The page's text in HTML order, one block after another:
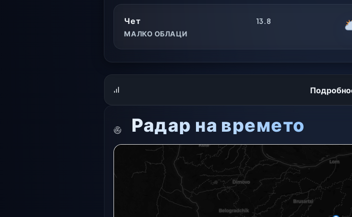
Чет
13.8
МАЛКО ОБЛАЦИ
Радар на времето
Радарната снимка в момента не е налична.